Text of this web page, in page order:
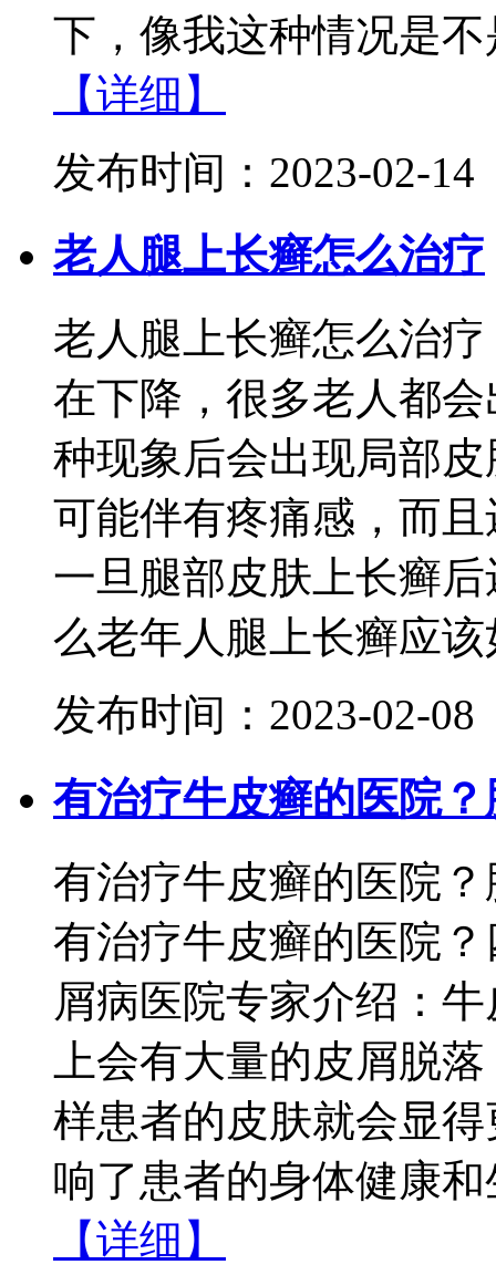
下，像我这种情况是
【详细】
发布时间：2023-02-14
老人腿上长癣怎么治疗
老人腿上长癣怎么治
在下降，很多老人都
种现象后会出现局部
可能伴有疼痛感，而
一旦腿部皮肤上长癣
么老年人腿上长癣应该
发布时间：2023-02-08
有治疗牛皮癣的医院
有治疗牛皮癣的医院
有治疗牛皮癣的医院
屑病医院专家介绍：
上会有大量的皮屑脱
样患者的皮肤就会显
响了患者的身体健康
【详细】